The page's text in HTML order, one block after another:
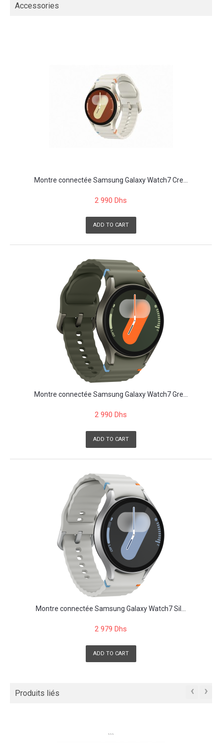
Accessories
Montre connectée Samsung Galaxy Watch7 Cre...
2 990 Dhs
ADD TO CART
Montre connectée Samsung Galaxy Watch7 Gre...
2 990 Dhs
ADD TO CART
Montre connectée Samsung Galaxy Watch7 Sil...
2 979 Dhs
ADD TO CART
Produits liés ‹ ›
```